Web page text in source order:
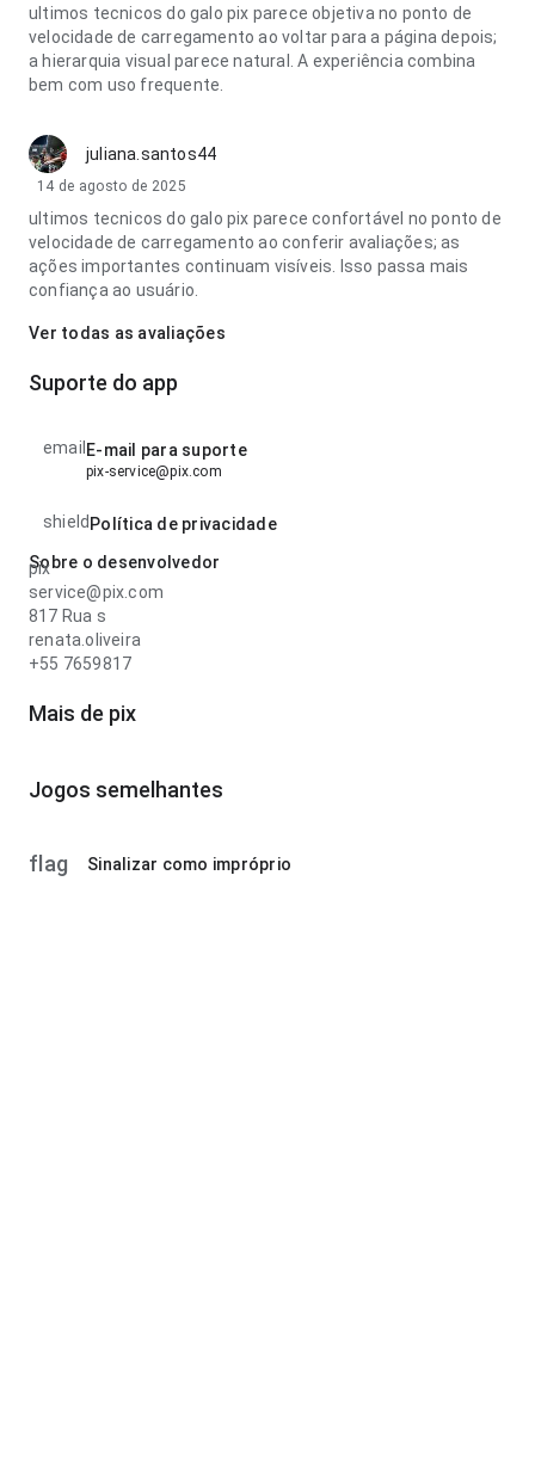
ultimos tecnicos do galo pix parece objetiva no ponto de
velocidade de carregamento ao voltar para a página depois;
a hierarquia visual parece natural. A experiência combina
bem com uso frequente.
juliana.santos44
14 de agosto de 2025
ultimos tecnicos do galo pix parece confortável no ponto de
velocidade de carregamento ao conferir avaliações; as
ações importantes continuam visíveis. Isso passa mais
confiança ao usuário.
Ver todas as avaliações
Suporte do app
email E-mail para suporte
pix-service@pix.com
shield Política de privacidade
Sobre o desenvolvedor
pix
service@pix.com
817 Rua s
renata.oliveira
+55 7659817
Mais de pix
Jogos semelhantes
flag Sinalizar como impróprio